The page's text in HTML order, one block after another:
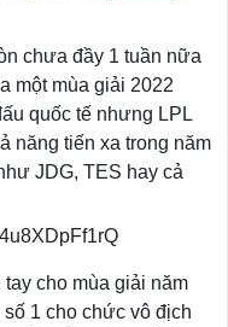
chưa đầy 1 tuần nữa
một mùa giải 2022
quốc tế nhưng LPL
năng tiến xa trong năm
JDG, TES hay cả
cho mùa giải năm
1 cho chức vô địch